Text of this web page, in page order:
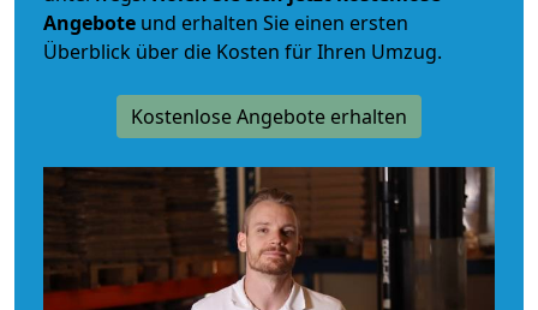
Angebote und erhalten Sie einen ersten
Überblick über die Kosten für Ihren Umzug.
Kostenlose Angebote erhalten